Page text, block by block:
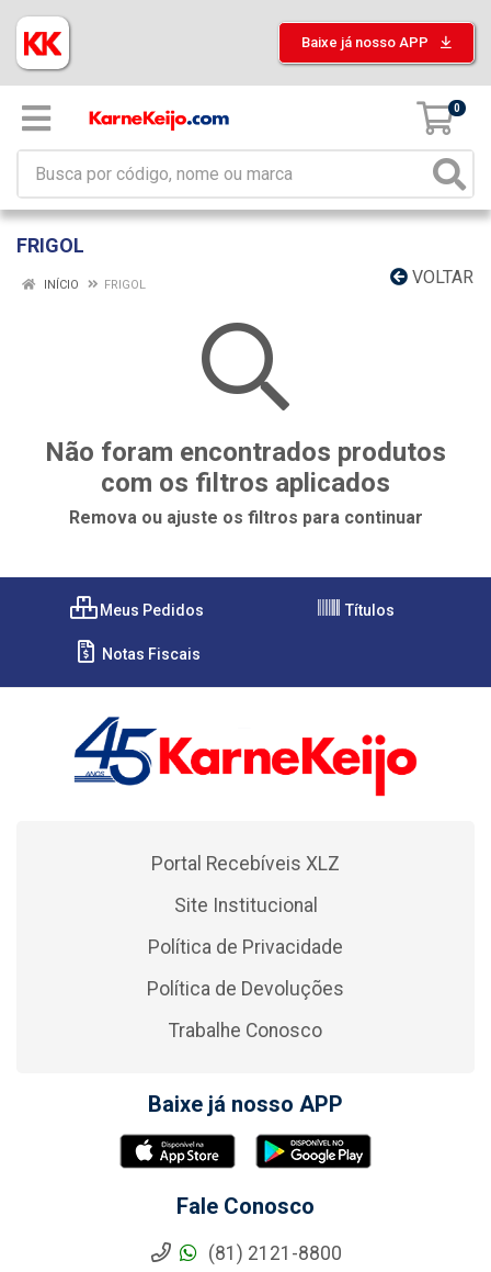
Baixe já nosso APP
0
FRIGOL
VOLTAR
INÍCIO FRIGOL
Não foram encontrados produtos
com os filtros aplicados
Remova ou ajuste os filtros para continuar
Meus Pedidos Títulos
Notas Fiscais
Portal Recebíveis XLZ
Site Institucional
Política de Privacidade
Política de Devoluções
Trabalhe Conosco
Baixe já nosso APP
Fale Conosco
(81) 2121-8800